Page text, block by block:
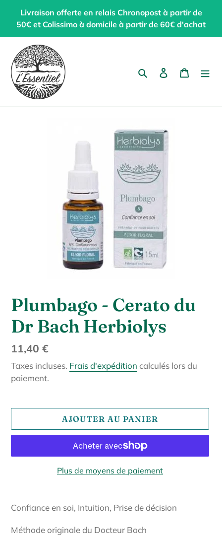
Livraison offerte en relais Chronopost à partir de
50€ et Colissimo à domicile à partir de 60€ d'achat
RechercherSe connecter
Panier
Plumbago - Cerato du
Dr Bach Herbiolys
Prix
normal
11,40 €
Taxes incluses. Frais d'expédition calculés lors du
paiement.
AJOUTER AU PANIER
Plus de moyens de paiement
d'un
à
Confiance en soi, Intuition, Prise de décision
Méthode originale du Docteur Bach